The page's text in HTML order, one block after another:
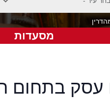
מסעדות
עסק בתחום